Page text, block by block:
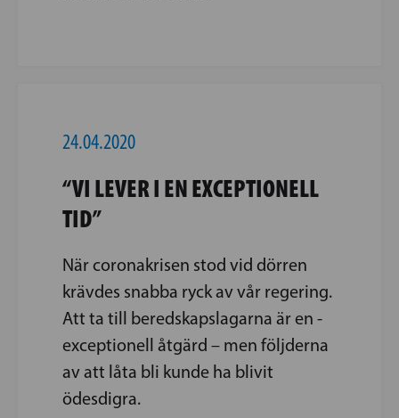
24.04.2020
“VI LEVER I EN EXCEPTIONELL
TID”
När coronakrisen stod vid dörren
krävdes ­snabba ryck av vår regering.
Att ta till beredskapslagarna är en ­
exceptionell åtgärd – men följderna
av att låta bli ­kunde ha blivit
ödesdigra.